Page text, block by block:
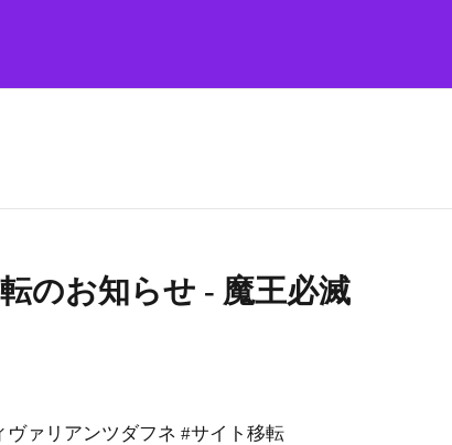
のお知らせ - 魔王必滅
ヴァリアンツダフネ #サイト移転